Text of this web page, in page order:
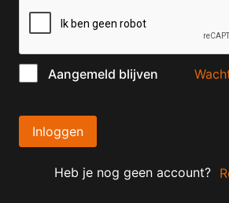
Aangemeld blijven
Inloggen
Heb je nog geen account?